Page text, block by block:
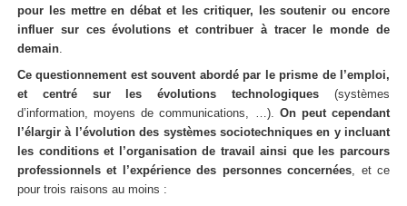
pour les mettre en débat et les critiquer, les soutenir ou encore
influer sur ces évolutions et contribuer à tracer le monde de
demain.
Ce questionnement est souvent abordé par le prisme de l’emploi,
et centré sur les évolutions technologiques (systèmes
d’information, moyens de communications, …). On peut cependant
l’élargir à l’évolution des systèmes sociotechniques en y incluant
les conditions et l’organisation de travail ainsi que les parcours
professionnels et l’expérience des personnes concernées, et ce
pour trois raisons au moins :